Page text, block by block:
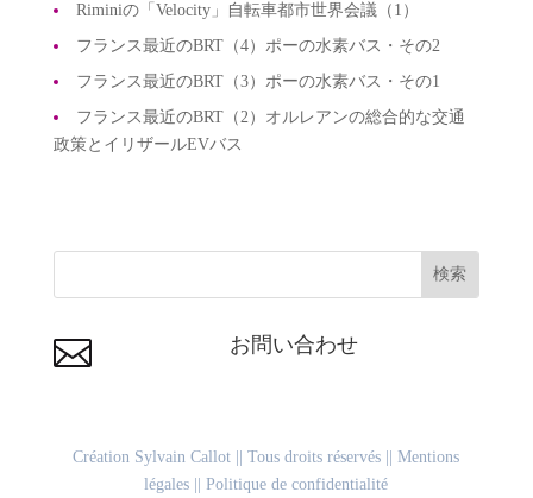
Riminiの「Velocity」自転車都市世界会議（1）
フランス最近のBRT（4）ポーの水素バス・その2
フランス最近のBRT（3）ポーの水素バス・その1
フランス最近のBRT（2）オルレアンの総合的な交通
政策とイリザールEVバス
 お問い合わせ
Création Sylvain Callot || Tous droits réservés ||Mentions
légales ||Politique de confidentialité